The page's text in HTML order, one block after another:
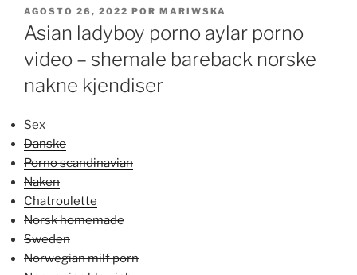
PUBLICADO
EL
AGOSTO 26, 2022 POR MARIWSKA
Asian ladyboy porno aylar porno
video – shemale bareback norske
nakne kjendiser
Sex
Danske
Porno scandinavian
Naken
Chatroulette
Norsk homemade
Sweden
Norwegian milf porn